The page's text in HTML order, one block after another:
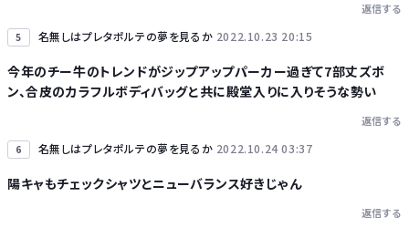
返信する
5 名無しはプレタポルテの夢を見るか 2022.10.23 20:15
今年のチー牛のトレンドがジップアップパーカー過ぎて7部丈ズボ
ン、合皮のカラフルボディバッグと共に殿堂入りに入りそうな勢い
返信する
6 名無しはプレタポルテの夢を見るか 2022.10.24 03:37
陽キャもチェックシャツとニューバランス好きじゃん
返信する